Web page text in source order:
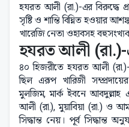
হযরত আলী (রা.)-এর বিরুদ্ধে
সৃষ্টি ও শান্তি বিঘ্নিত হওয়ার
খারেজি নেতা ওহাবসহ
হযরত আলী
৪০ হিজরীতে হযরত আলী (রা.)-
ছিল এরূপ খারিজী
মুলজিম, মার্ক ইবনে
আলী (রা.), মুয়াবিয়া (রা.) ও
সিদ্ধান্ত নেয়। পূর্ব সিদ্ধান্ত